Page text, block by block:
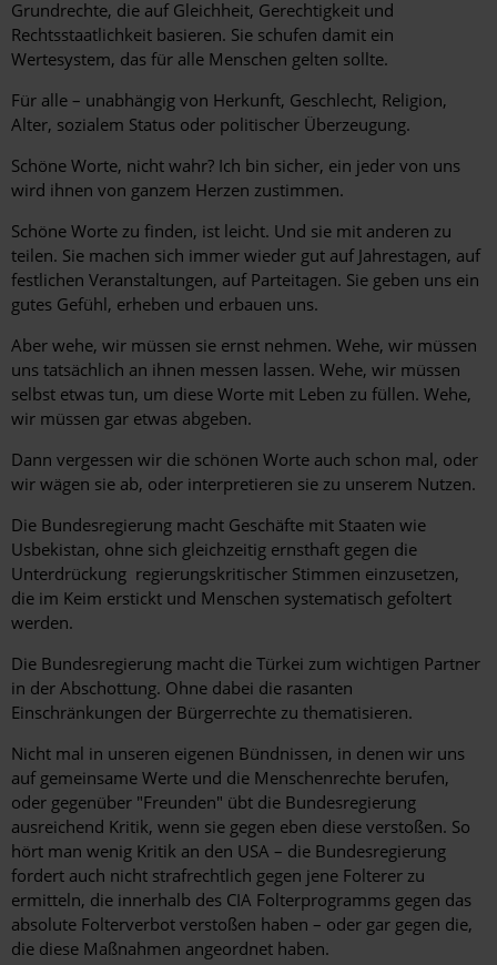
Grundrechte, die auf Gleichheit, Gerechtigkeit und
Rechtsstaatlichkeit basieren. Sie schufen damit ein
Wertesystem, das für alle Menschen gelten sollte.
Für alle – unabhängig von Herkunft, Geschlecht, Religion,
Alter, sozialem Status oder politischer Überzeugung.
Schöne Worte, nicht wahr? Ich bin sicher, ein jeder von uns
wird ihnen von ganzem Herzen zustimmen.
Schöne Worte zu finden, ist leicht. Und sie mit anderen zu
teilen. Sie machen sich immer wieder gut auf Jahrestagen, auf
festlichen Veranstaltungen, auf Parteitagen. Sie geben uns ein
gutes Gefühl, erheben und erbauen uns.
Aber wehe, wir müssen sie ernst nehmen. Wehe, wir müssen
uns tatsächlich an ihnen messen lassen. Wehe, wir müssen
selbst etwas tun, um diese Worte mit Leben zu füllen. Wehe,
wir müssen gar etwas abgeben.
Dann vergessen wir die schönen Worte auch schon mal, oder
wir wägen sie ab, oder interpretieren sie zu unserem Nutzen.
Die Bundesregierung macht Geschäfte mit Staaten wie
Usbekistan, ohne sich gleichzeitig ernsthaft gegen die
Unterdrückung regierungskritischer Stimmen einzusetzen,
die im Keim erstickt und Menschen systematisch gefoltert
werden.
Die Bundesregierung macht die Türkei zum wichtigen Partner
in der Abschottung. Ohne dabei die rasanten
Einschränkungen der Bürgerrechte zu thematisieren.
Nicht mal in unseren eigenen Bündnissen, in denen wir uns
auf gemeinsame Werte und die Menschenrechte berufen,
oder gegenüber "Freunden" übt die Bundesregierung
ausreichend Kritik, wenn sie gegen eben diese verstoßen. So
hört man wenig Kritik an den USA – die Bundesregierung
fordert auch nicht strafrechtlich gegen jene Folterer zu
ermitteln, die innerhalb des CIA Folterprogramms gegen das
absolute Folterverbot verstoßen haben – oder gar gegen die,
die diese Maßnahmen angeordnet haben.